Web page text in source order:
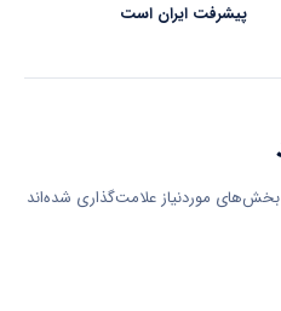
پیشرفت ایران است
بخش‌های موردنیاز علامت‌گذاری شده‌اند